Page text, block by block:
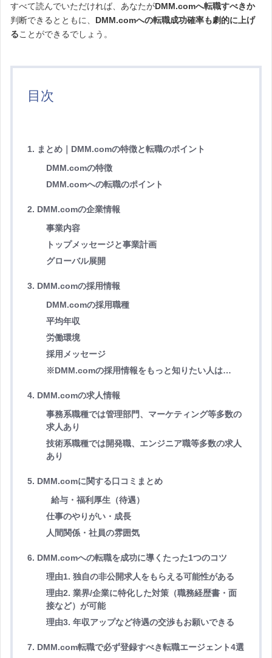
すべて読んでいただければ、あなたがDMM.comへ転職すべきか
判断できるとともに、 DMM.comへの転職成功確率も劇的に上げ
ることができるでしょう。
目次
1. まとめ｜DMM.comの特徴と転職のポイント
DMM.comの特徴
DMM.comへの転職のポイント
2. DMM.comの企業情報
事業内容
トップメッセージと事業計画
グローバル展開
3. DMM.comの採用情報
DMM.comの採用職種
平均年収
労働環境
採用メッセージ
※DMM.comの採用情報をもっと知りたい人は…
4. DMM.comの求人情報
事務系職種では管理部門、マーケティング等多数の
求人あり
技術系職種では開発職、エンジニア職等多数の求人
あり
5. DMM.comに関する口コミまとめ
給与・福利厚生（待遇）
仕事のやりがい・成長
人間関係・社員の雰囲気
6. DMM.comへの転職を成功に導くたった1つのコツ
理由1. 独自の非公開求人をもらえる可能性がある
理由2. 業界/企業に特化した対策（職務経歴書・面
接など）が可能
理由3. 年収アップなど待遇の交渉もお願いできる
7. DMM.com転職で必ず登録すべき転職エージェント4選